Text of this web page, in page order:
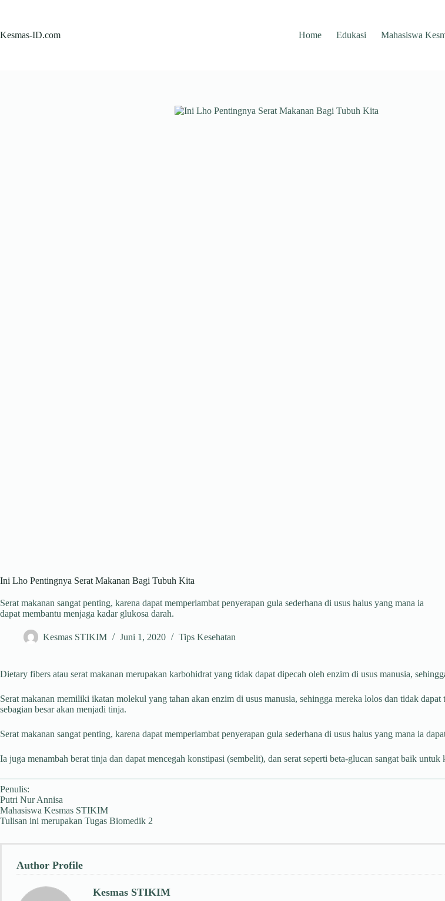
Kesmas-ID.com
Home Edukasi Mahasiswa
Ini Lho Pentingnya Serat Makanan Bagi Tubuh Kita
Serat makanan sangat penting, karena dapat memperlambat penyerapan gula sederhana di usus halus yang mana ia
dapat membantu menjaga kadar glukosa darah.
Kesmas STIKIM Juni 1, 2020 Tips Kesehatan
Dietary fibers atau serat makanan merupakan karbohidrat yang tidak dapat dipecah oleh enzim di usus manusia,
Serat makanan memiliki ikatan molekul yang tahan akan enzim di usus manusia, sehingga mereka lolos dan tidak
sebagian besar akan menjadi tinja.
Serat makanan sangat penting, karena dapat memperlambat penyerapan gula sederhana di usus halus yang mana ia
Ia juga menambah berat tinja dan dapat mencegah konstipasi (sembelit), dan serat seperti beta-glucan sangat baik untuk
Penulis:
Putri Nur Annisa
Mahasiswa Kesmas STIKIM
Tulisan ini merupakan Tugas Biomedik 2
Author Profile
Kesmas STIKIM